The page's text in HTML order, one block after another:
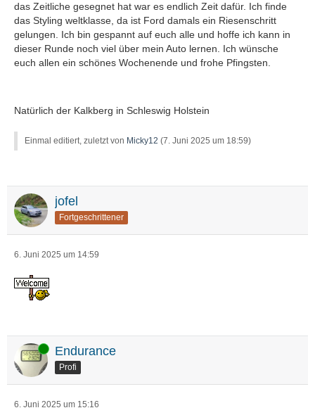
das Zeitliche gesegnet hat war es endlich Zeit dafür. Ich finde
das Styling weltklasse, da ist Ford damals ein Riesenschritt
gelungen. Ich bin gespannt auf euch alle und hoffe ich kann in
dieser Runde noch viel über mein Auto lernen. Ich wünsche
euch allen ein schönes Wochenende und frohe Pfingsten.
Natürlich der Kalkberg in Schleswig Holstein
Einmal editiert, zuletzt von Micky12 (7. Juni 2025 um 18:59)
jofel
Fortgeschrittener
6. Juni 2025 um 14:59
Online Endurance
Profi
6. Juni 2025 um 15:16